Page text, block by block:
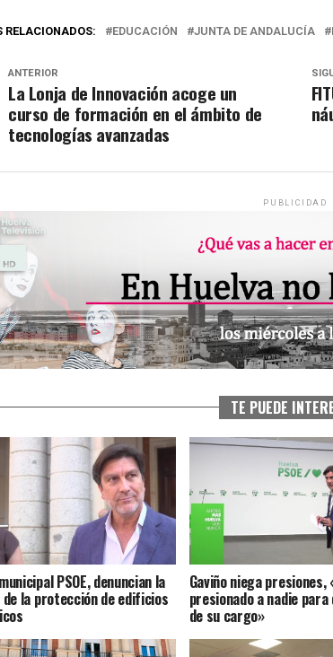
RELACIONADOS: EDUCACIÓN JUNTA DE ANDALUCÍA
ANTERIOR
La Lonja de Innovación acoge un
curso de formación en el ámbito de
tecnologías avanzadas
PUBLICIDAD
TE PUEDE
PSOE, denuncian la
de la protección de edificios
Gaviño niega presiones,
presionado a nadie
de su cargo»